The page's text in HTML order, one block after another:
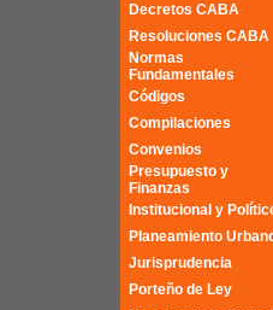
Decretos CABA
Resoluciones CABA
Normas
Fundamentales
Códigos
Compilaciones
Convenios
Presupuesto y
Finanzas
Institucional y
Planeamiento
Jurisprudencia
Porteño de Ley